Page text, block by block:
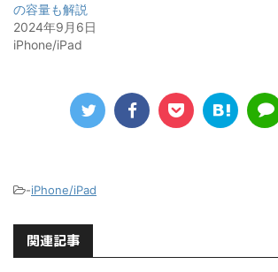
の容量も解説
2024年9月6日
iPhone/iPad
-iPhone/iPad
関連記事